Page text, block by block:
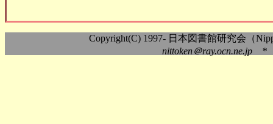
Copyright(C) 1997- 日本図書館研究会（
nittoken＠ray.ocn.ne.jp *